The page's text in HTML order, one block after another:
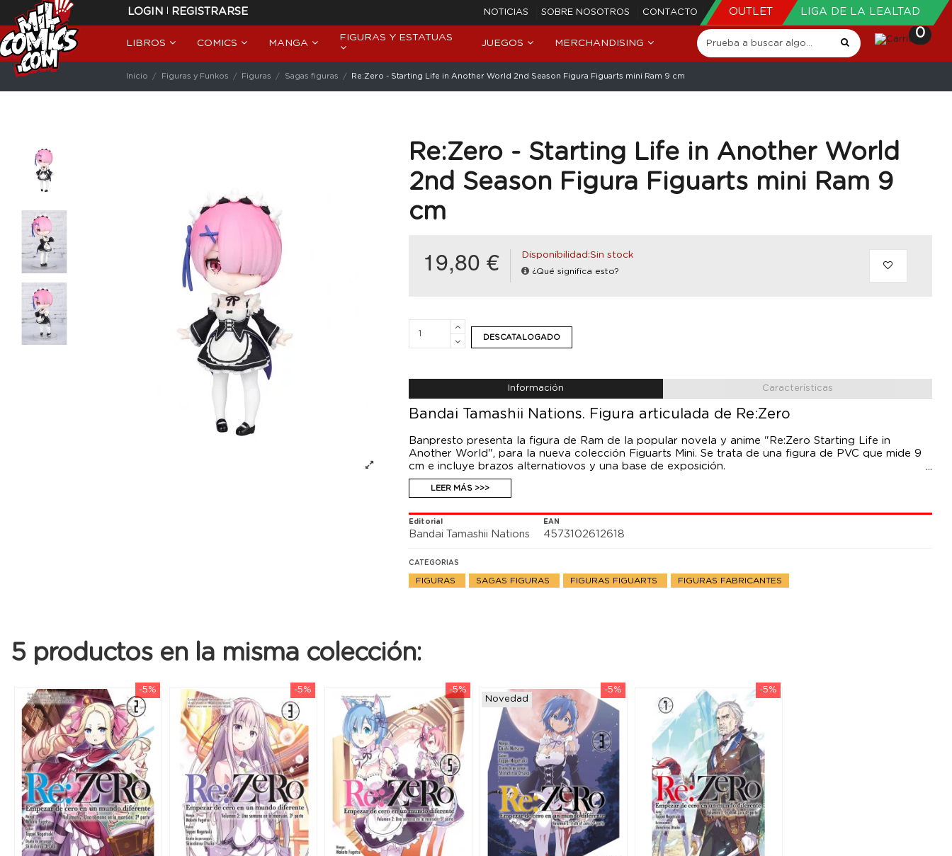
LOGIN | REGISTRARSE NOTICIAS SOBRE NOSOTROS CONTACTO OUTLET LIGA DE LA LEALTAD
LIBROS COMICS MANGA
FIGURAS Y ESTATUAS
JUEGOS MERCHANDISING
0
Inicio Figuras y Funkos Figuras Sagas figuras Re:Zero - Starting Life in Another World 2nd Season Figura Figuarts mini Ram 9 cm
Re:Zero - Starting Life in Another World
2nd Season Figura Figuarts mini Ram 9
cm
19,80 € Disponibilidad:Sin stock
¿Qué significa esto?
DESCATALOGADO
Información Características
Bandai Tamashii Nations. Figura articulada de Re:Zero
Banpresto presenta la figura de Ram de la popular novela y anime "Re:Zero Starting Life in
Another World", para la nueva colección Figuarts Mini. Se trata de una figura de PVC que mide 9
cm e incluye brazos alternatiovos y una base de exposición.
LEER MÁS >>>
Editorial
Bandai Tamashii Nations
EAN
4573102612618
CATEGORIAS
FIGURAS SAGAS FIGURAS FIGURAS FIGUARTS FIGURAS FABRICANTES
5 productos en la misma colección:
-5% -5% -5%
-5%
Novedad
-5%